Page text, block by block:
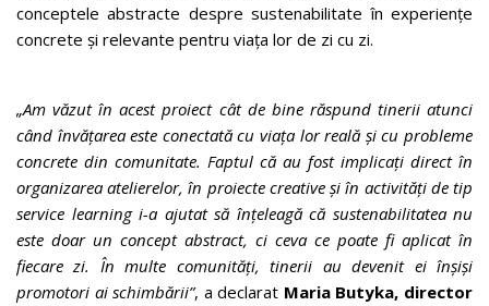
conceptele abstracte despre sustenabilitate în experiențe
concrete și relevante pentru viața lor de zi cu zi.
„Am văzut în acest proiect cât de bine răspund tinerii atunci
când învățarea este conectată cu viața lor reală și cu probleme
concrete din comunitate. Faptul că au fost implicați direct în
organizarea atelierelor, în proiecte creative și în activități de tip
service learning i-a ajutat să înțeleagă că sustenabilitatea nu
este doar un concept abstract, ci ceva ce poate fi aplicat în
fiecare zi. În multe comunități, tinerii au devenit ei înșiși
promotori ai schimbării”, a declarat Maria Butyka, director